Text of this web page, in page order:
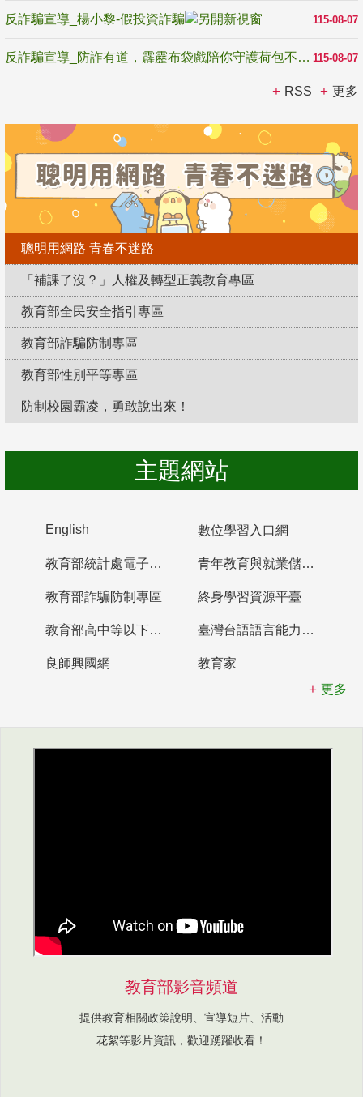
115-08-07
反詐騙宣導_楊小黎-假投資詐騙
115-08-07
反詐騙宣導_防詐有道，霹靂布袋戲陪你守護荷包不受騙
RSS 更多
聰明用網路 青春不迷路
「補課了沒？」人權及轉型正義教育專區
教育部全民安全指引專區
教育部詐騙防制專區
教育部性別平等專區
防制校園霸凌，勇敢說出來！
主題網站
English 數位學習入口網
教育部統計處電子書櫃 青年教育與就業儲蓄帳戶
教育部詐騙防制專區 終身學習資源平臺
教育部高中等以下學校及幼兒園教師資格檢定考試 臺灣台語語言能力認證網站
良師興國網
教育家
更多
教育部影音頻道
提供教育相關政策說明、宣導短片、活動
花絮等影片資訊，歡迎踴躍收看！